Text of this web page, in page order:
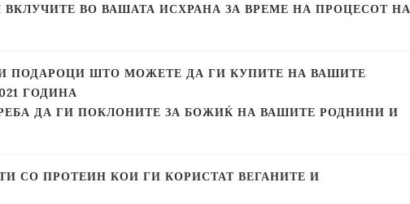
ВО ВАШАТА ИСХРАНА ЗА ВРЕМЕ НА ПРОЦЕСОТ НА
ДА ГИ ПОКЛОНИТЕ ЗА БОЖИЌ НА ВАШИТЕ РОДНИНИ И
СО ПРОТЕИН КОИ ГИ КОРИСТАТ ВЕГАНИТЕ И